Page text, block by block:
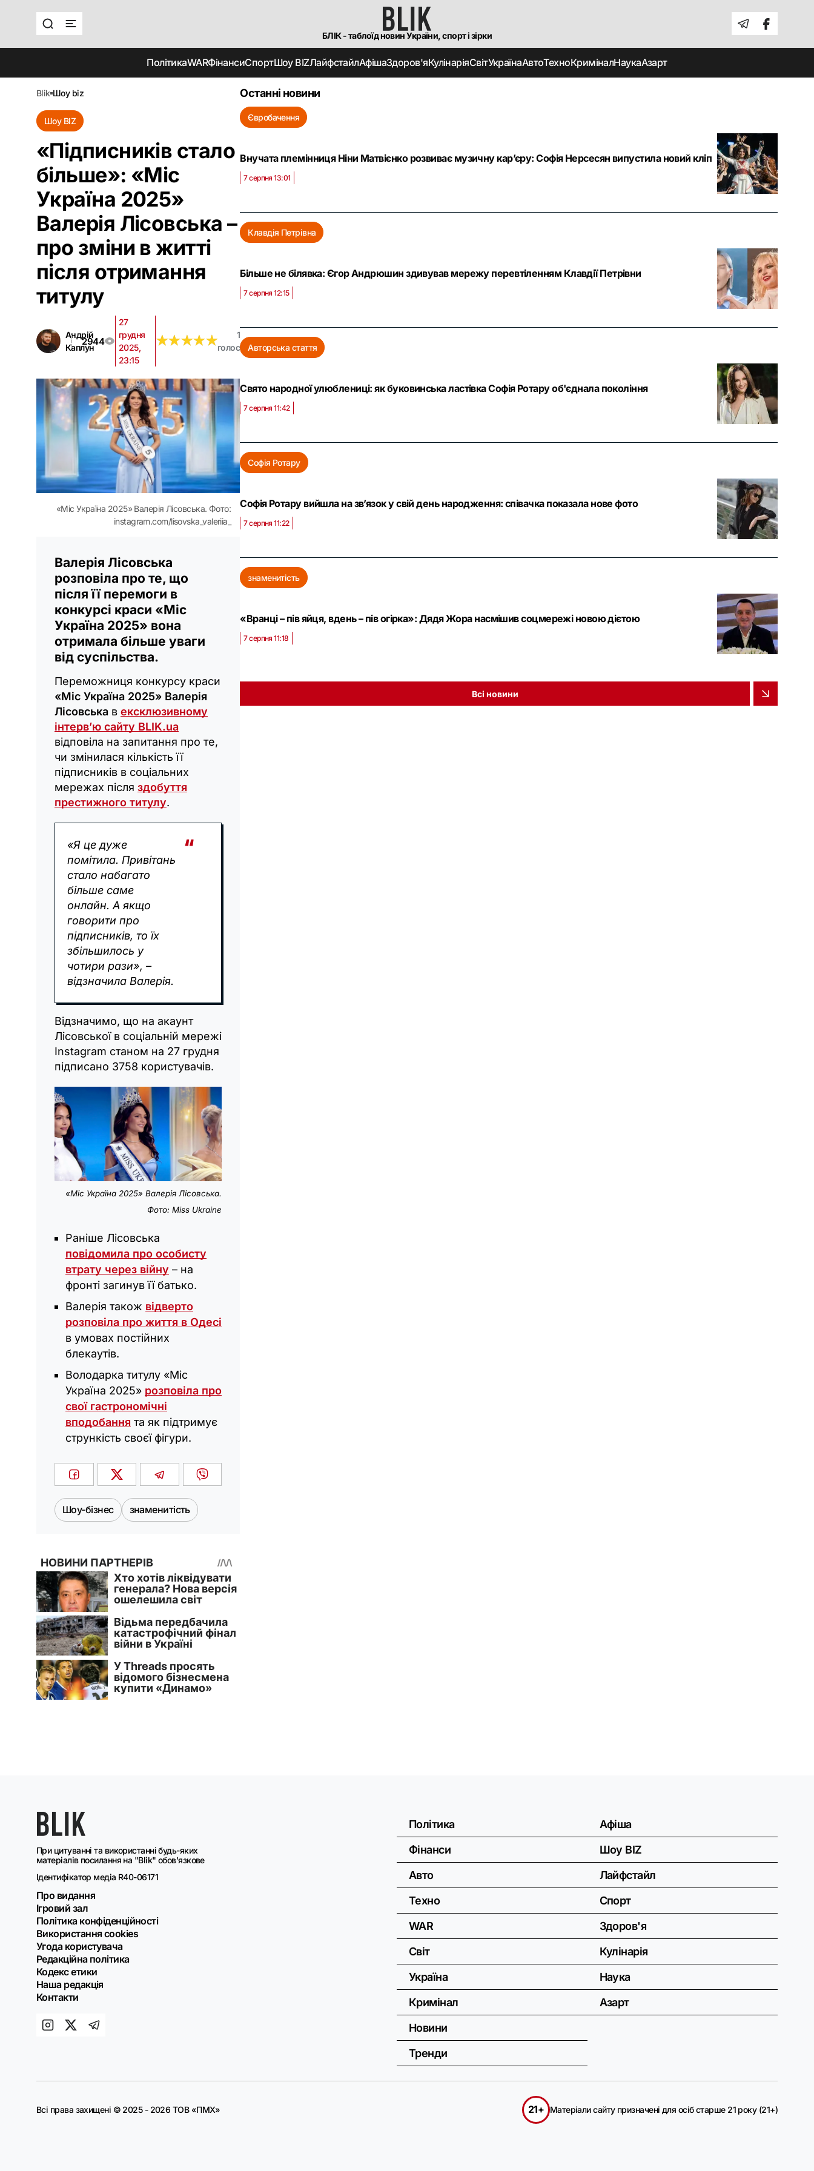
БЛІК - таблоїд новин України, спорт і зірки
ПолітикаWARФінансиСпортШоу BIZЛайфстайлАфішаЗдоров'яКулінаріяСвітУкраїнаАвтоТехноКриміналНаукаАзарт
blik шоу biz
Шоу BIZ
«Підписників стало
більше»: «Міс
Україна 2025»
Валерія Лісовська –
про зміни в житті
після отримання
титулу
Андрій
Каплун
2944
27
грудня
2025,
23:15
★★★★★
★★★★★
1
голос
«Міс Україна 2025» Валерія Лісовська. Фото:
instagram.com/lisovska_valeriia_
Валерія Лісовська
розповіла про те, що
після її перемоги в
конкурсі краси «Міс
Україна 2025» вона
отримала більше уваги
від суспільства.
Переможниця конкурсу краси
«Міс Україна 2025» Валерія
Лісовська в ексклюзивному
інтерв’ю сайту BLIK.ua
відповіла на запитання про те,
чи змінилася кількість її
підписників в соціальних
мережах після здобуття
престижного титулу.
«Я це дуже
помітила. Привітань
стало набагато
більше саме
онлайн. А якщо
говорити про
підписників, то їх
збільшилось у
чотири рази», –
відзначила Валерія.
Відзначимо, що на акаунт
Лісовської в соціальній мережі
Instagram станом на 27 грудня
підписано 3758 користувачів.
«Міс Україна 2025» Валерія Лісовська.
Фото: Miss Ukraine
Раніше Лісовська
повідомила про особисту
втрату через війну – на
фронті загинув її батько.
Валерія також відверто
розповіла про життя в Одесі
в умовах постійних
блекаутів.
Володарка титулу «Міс
Україна 2025» розповіла про
свої гастрономічні
вподобання та як підтримує
стрункість своєї фігури.
Шоу-бізнес знаменитість
Останні новини
Євробачення
Внучата племінниця Ніни Матвієнко розвиває музичну кар’єру: Софія Нерсесян випустила новий кліп
7 серпня 13:01
Клавдія Петрівна
Більше не білявка: Єгор Андрюшин здивував мережу перевтіленням Клавдії Петрівни
7 серпня 12:15
Авторська стаття
Свято народної улюблениці: як буковинська ластівка Софія Ротару об'єднала покоління
7 серпня 11:42
Софія Ротару
Софія Ротару вийшла на зв’язок у свій день народження: співачка показала нове фото
7 серпня 11:22
знаменитість
«Вранці – пів яйця, вдень – пів огірка»: Дядя Жора насмішив соцмережі новою дієтою
7 серпня 11:18
Всі новини
При цитуванні та використанні будь-яких
матеріалів посилання на "Blik" обов'язкове
Ідентифікатор медіа R40-06171
Про видання
Ігровий зал
Політика конфіденційності
Використання cookies
Угода користувача
Редакційна політика
Кодекс етики
Наша редакція
Контакти
Політика
Фінанси
Авто
Техно
WAR
Світ
Україна
Кримінал
Новини
Тренди
Афіша
Шоу BIZ
Лайфстайл
Спорт
Здоров'я
Кулінарія
Наука
Азарт
Всі права захищені © 2025 - 2026 ТОВ «ПМХ» 21+ Матеріали сайту призначені для осіб старше 21 року (21+)